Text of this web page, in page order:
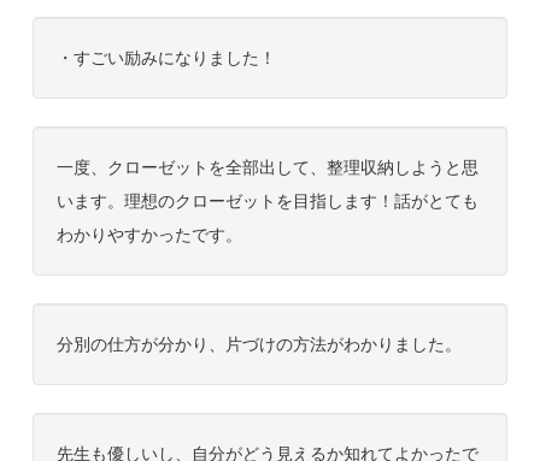
・すごい励みになりました！
一度、クローゼットを全部出して、整理収納しようと思
います。理想のクローゼットを目指します！話がとても
わかりやすかったです。
分別の仕方が分かり、片づけの方法がわかりました。
先生も優しいし、自分がどう見えるか知れてよかったで